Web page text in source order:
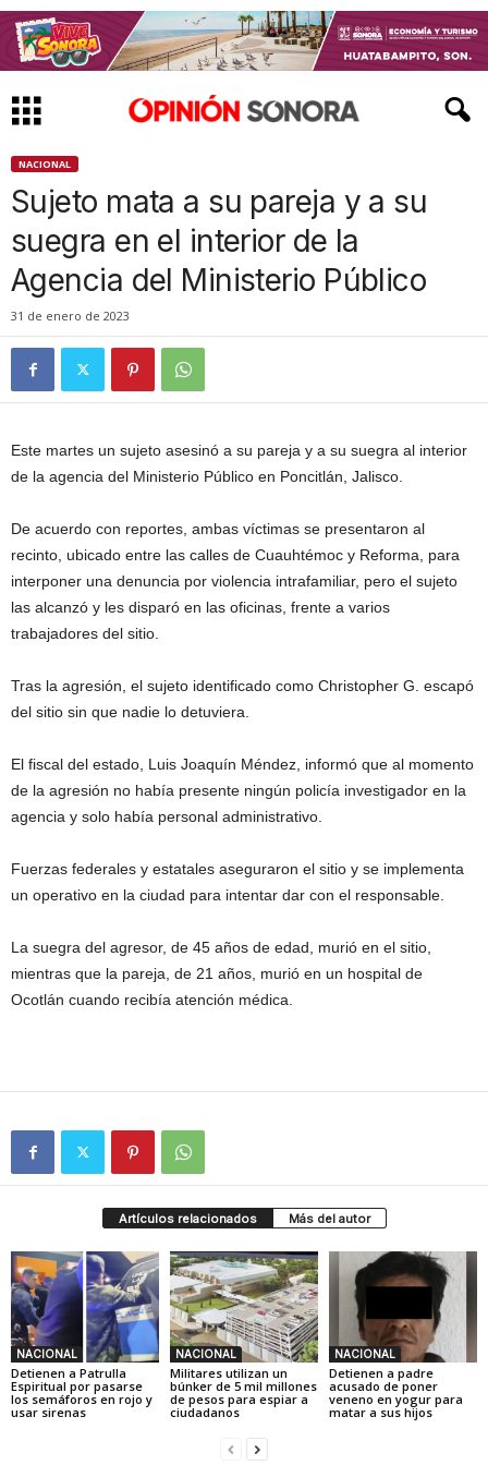
NACIONAL
Sujeto mata a su pareja y a su
suegra en el interior de la
Agencia del Ministerio Público
31 de enero de 2023
Este martes un sujeto asesinó a su pareja y a su suegra al interior
de la agencia del Ministerio Público en Poncitlán, Jalisco.
De acuerdo con reportes, ambas víctimas se presentaron al
recinto, ubicado entre las calles de Cuauhtémoc y Reforma, para
interponer una denuncia por violencia intrafamiliar, pero el sujeto
las alcanzó y les disparó en las oficinas, frente a varios
trabajadores del sitio.
Tras la agresión, el sujeto identificado como Christopher G. escapó
del sitio sin que nadie lo detuviera.
El fiscal del estado, Luis Joaquín Méndez, informó que al momento
de la agresión no había presente ningún policía investigador en la
agencia y solo había personal administrativo.
Fuerzas federales y estatales aseguraron el sitio y se implementa
un operativo en la ciudad para intentar dar con el responsable.
La suegra del agresor, de 45 años de edad, murió en el sitio,
mientras que la pareja, de 21 años, murió en un hospital de
Ocotlán cuando recibía atención médica.
Artículos relacionados Más del autor
NACIONAL
Detienen a Patrulla
Espiritual por pasarse
los semáforos en rojo y
usar sirenas
NACIONAL
Militares utilizan un
búnker de 5 mil millones
de pesos para espiar a
ciudadanos
NACIONAL
Detienen a padre
acusado de poner
veneno en yogur para
matar a sus hijos